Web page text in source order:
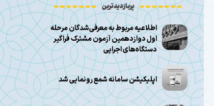
پربازدیدترین
اطلاعیه مربوط به معرفی‌شدگان مرحله
اول دوازدهمین آزمون مشترک فراگیر
دستگاه‌های اجرایی
اپلیکیشن سامانه شمع رونمایی شد